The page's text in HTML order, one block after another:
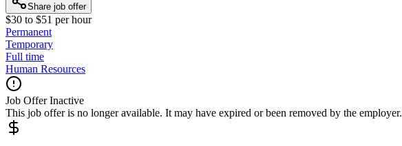
Share job offer
$30 to $51 per hour
Permanent
Temporary
Full time
Human Resources
Job Offer Inactive
This job offer is no longer available. It may have expired or been removed by the employer.